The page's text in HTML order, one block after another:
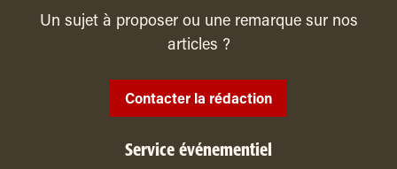
Un sujet à proposer ou une remarque sur nos
articles ?
Contacter la rédaction
Service événementiel